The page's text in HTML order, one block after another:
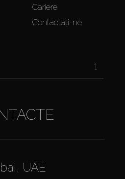
Cariere
Contactați-ne
1
UAE